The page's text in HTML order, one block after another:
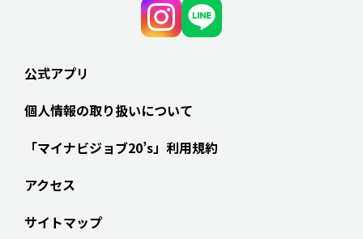
公式アプリ
個人情報の取り扱いについて
「マイナビジョブ20’s」利用規約
アクセス
サイトマップ